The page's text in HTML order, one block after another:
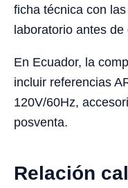
ficha técnica con
laboratorio antes
En Ecuador, la
incluir referencias
120V/60Hz,
posventa.
Relación